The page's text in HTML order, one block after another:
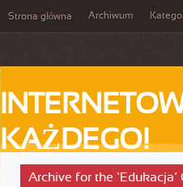
Strona główna Archiwum
KAŻDEGO!
Archive for the ‘Edukacja’